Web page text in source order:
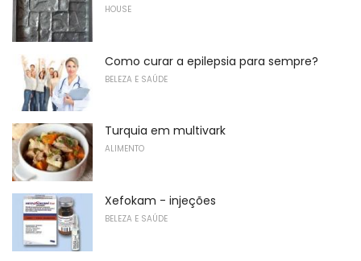
HOUSE
Como curar a epilepsia para sempre?
BELEZA E SAÚDE
Turquia em multivark
ALIMENTO
Xefokam - injeções
BELEZA E SAÚDE